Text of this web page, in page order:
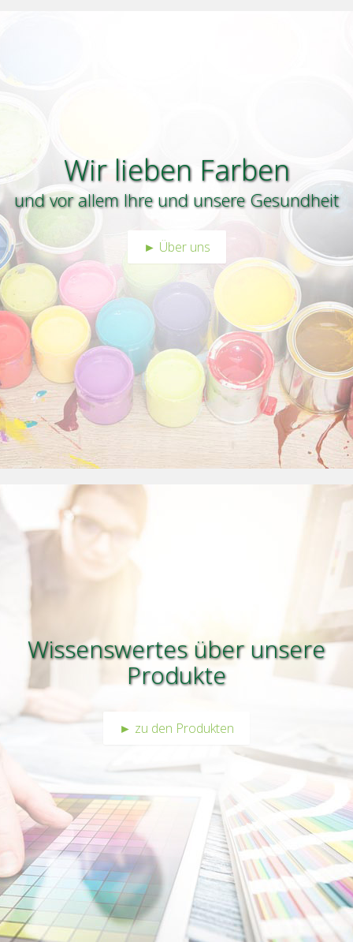
Wir lieben Farben
und vor allem Ihre und unsere Gesundheit
► Über uns
Wissenswertes über unsere
Produkte
► zu den Produkten